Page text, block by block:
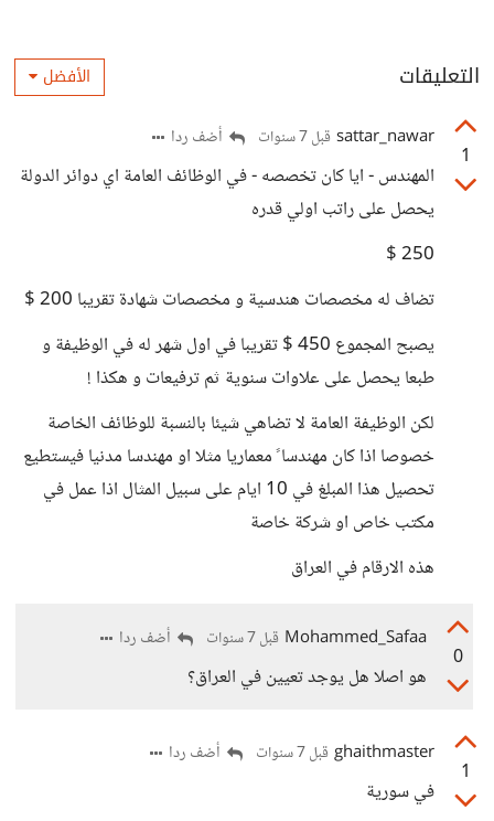
التعليقات الأفضل
1
sattar_nawar قبل 7 سنوات أضف ردا
المهندس - ايا كان تخصصه - في الوظائف العامة اي دوائر الدولة
يحصل على راتب اولي قدره
250 $
تضاف له مخصصات هندسية و مخصصات شهادة تقريبا 200 $
يصبح المجموع 450 $ تقريبا في اول شهر له في الوظيفة و
طبعا يحصل على علاوات سنوية ثم ترفيعات و هكذا !
لكن الوظيفة العامة لا تضاهي شيئا بالنسبة للوظائف الخاصة
خصوصا اذا كان مهندسا ً معماريا مثلا او مهندسا مدنيا فيستطيع
تحصيل هذا المبلغ في 10 ايام على سبيل المثال اذا عمل في
مكتب خاص او شركة خاصة
هذه الارقام في العراق
0
Mohammed_Safaa قبل 7 سنوات أضف ردا
هو اصلا هل يوجد تعيين في العراق؟
1
ghaithmaster قبل 7 سنوات أضف ردا
في سورية